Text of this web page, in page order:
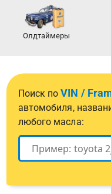
Олдтаймеры
Поиск поVIN /
автомобиля,
любого масла: